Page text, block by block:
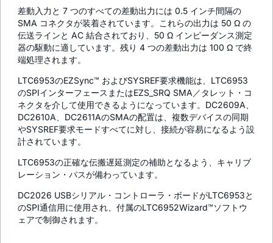
差動入力と 7 つのすべての差動出力には 0.5 インチ間隔の
SMA コネクタが装着されています。これらの出力は 50 Ω の
伝送ラインと AC 結合されており、50 Ω インピーダンス測定
器の駆動に適しています。残り 4 つの差動出力は 100 Ω で終
端処理されます。
LTC6953のEZSync™ およびSYSREF要求機能は、LTC6953
のSPIインターフェースまたはEZS_SRQ SMA／タレット・コ
ネクタを介して使用できるようになっています。DC2609A、
DC2610A、DC2611AのSMAの配置は、複数デバイスの同期
やSYSREF要求モードすべてに対し、接続が容易になるよう設
計されています。
LTC6953の正確な伝搬遅延測定の補助となるよう、キャリブ
レーション・パスが備わっています。
DC2026 USBシリアル・コントローラ・ボードがLTC6953と
のSPI通信用に使用され、付属のLTC6952Wizard™ソフトウ
ェアで制御されます。